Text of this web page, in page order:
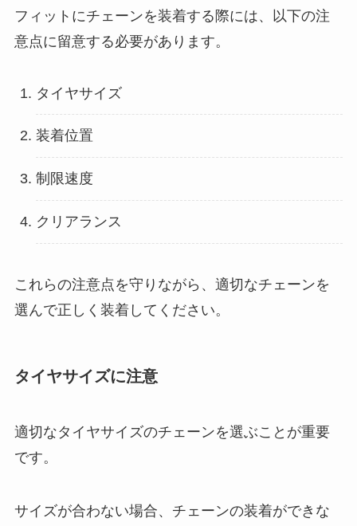
フィットにチェーンを装着する際には、以下の注
意点に留意する必要があります。
タイヤサイズ
装着位置
制限速度
クリアランス
これらの注意点を守りながら、適切なチェーンを
選んで正しく装着してください。
タイヤサイズに注意
適切なタイヤサイズのチェーンを選ぶことが重要
です。
サイズが合わない場合、チェーンの装着ができな